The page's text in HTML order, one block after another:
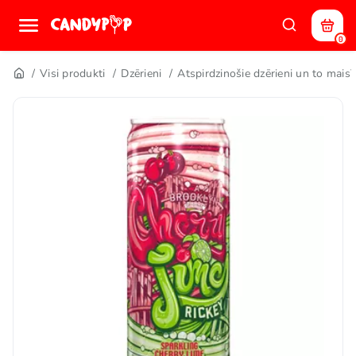
0
Visi produkti Dzērieni Atspirdzinošie dzērieni un to